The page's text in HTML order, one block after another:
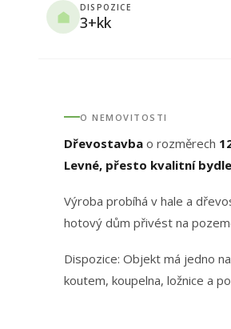
DISPOZICE
3+kk
O NEMOVITOSTI
Dřevostavba o rozměrech
Levné, přesto kvalitní
Výroba probíhá v hale a
hotový dům přivést na
Dispozice: Objekt má jedno
koutem, koupelna, ložnice a